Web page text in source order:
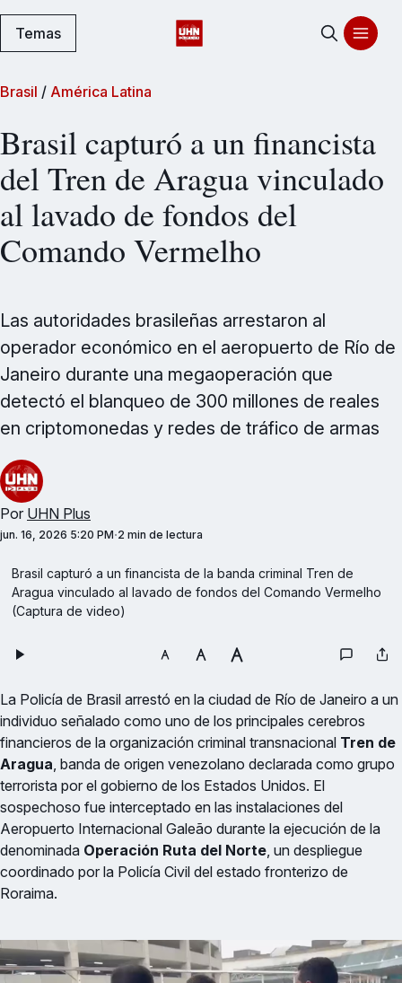
Temas
Brasil / América Latina
Brasil capturó a un financista
del Tren de Aragua vinculado
al lavado de fondos del
Comando Vermelho
Las autoridades brasileñas arrestaron al
operador económico en el aeropuerto de Río de
Janeiro durante una megaoperación que
detectó el blanqueo de 300 millones de reales
en criptomonedas y redes de tráfico de armas
Por UHN Plus
jun. 16, 2026 5:20 PM 2 min de lectura
Brasil capturó a un financista de la banda criminal Tren de
Aragua vinculado al lavado de fondos del Comando Vermelho
(Captura de video)
La Policía de Brasil arrestó en la ciudad de Río de Janeiro a un
individuo señalado como uno de los principales cerebros
financieros de la organización criminal transnacional Tren de
Aragua, banda de origen venezolano declarada como grupo
terrorista por el gobierno de los Estados Unidos. El
sospechoso fue interceptado en las instalaciones del
Aeropuerto Internacional Galeão durante la ejecución de la
denominada Operación Ruta del Norte, un despliegue
coordinado por la Policía Civil del estado fronterizo de
Roraima.